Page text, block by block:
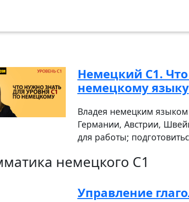
Немецкий С1.
немецкому языку
Владея немецким
Германии, Австрии,
для работы;
немецкого C1
Управление